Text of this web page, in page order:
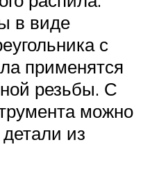
в виде
с
применятся
резьбы. С
можно
из